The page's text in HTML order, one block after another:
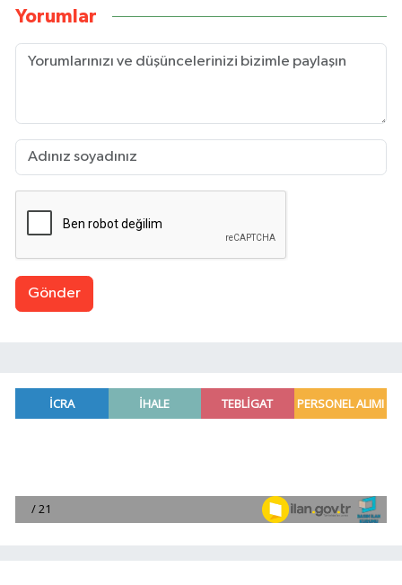
Yorumlar
Gönder